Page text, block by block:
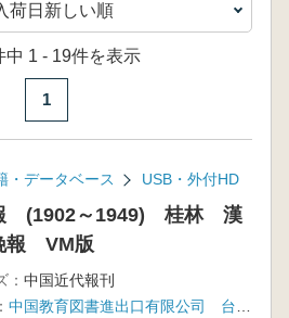
中 1 - 19件を表示
1
・データベース USB・外付HD
(1902～1949) 桂林 漢
報 VM版
： 中国近代報刊